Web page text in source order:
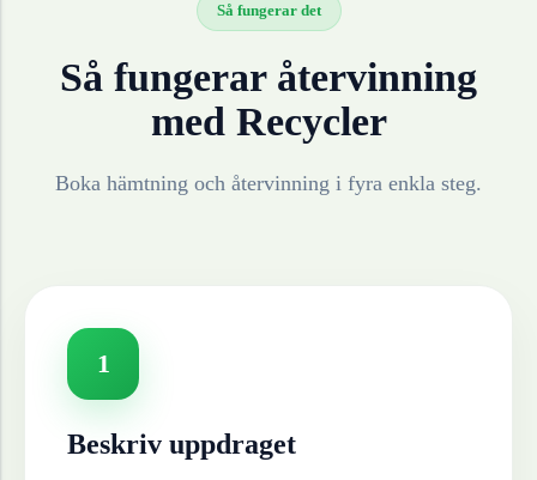
Så fungerar det
Så fungerar återvinning
med Recycler
Boka hämtning och återvinning i fyra enkla steg.
1
Beskriv uppdraget